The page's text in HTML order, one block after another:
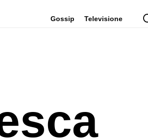
Gossip Televisione